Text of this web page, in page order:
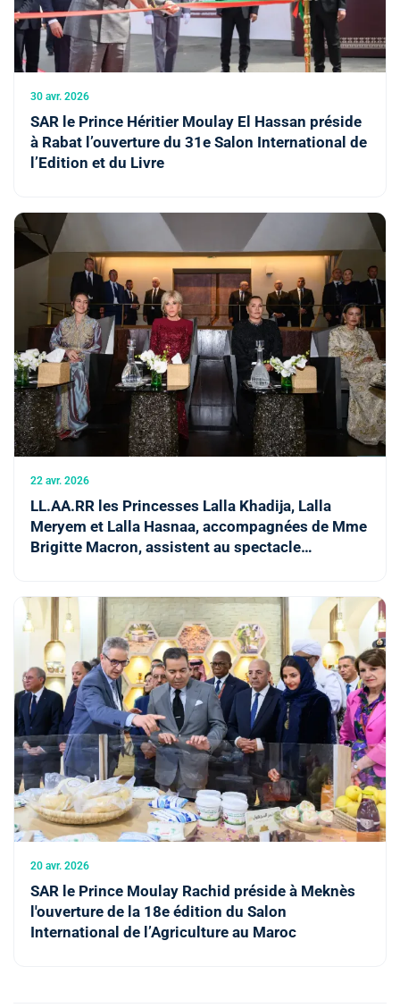
30 avr. 2026
SAR le Prince Héritier Moulay El Hassan préside
à Rabat l’ouverture du 31e Salon International de
l’Edition et du Livre
22 avr. 2026
LL.AA.RR les Princesses Lalla Khadija, Lalla
Meryem et Lalla Hasnaa, accompagnées de Mme
Brigitte Macron, assistent au spectacle
20 avr. 2026
SAR le Prince Moulay Rachid préside à Meknès
l'ouverture de la 18e édition du Salon
International de l’Agriculture au Maroc